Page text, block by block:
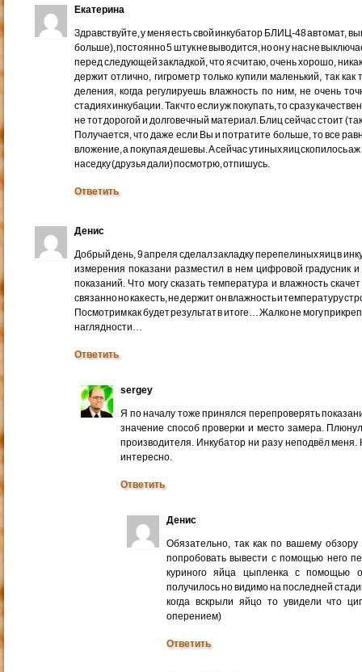
Екатерина
Здравствуйте, у меня есть свой инкубатор БЛИЦ-48 автомат,
больше), постоянно 5 штук не выводится, но он у нас не
перед следующей закладкой, что я считаю, очень хорошо,
держит отлично, гигрометр только купили маленький, так
деления, когда регулируешь влажность по ним, не очень
стадиях инкубации. Так что если уж покупать, то сразу
не тот дорогой и долговечный материал. Блиц сейчас стоит
Получается, что даже если Вы и потратите больше, то все
вложение, а покупая дешевы. А сейчас утиных яиц скопилось
наседку (друзья дали) посмотрю, отпишусь.
Ответить
Денис
Добрый день, 9 апреля сделал закладку перепелиных яиц в
измерения показани разместил в нем цифровой градусник
показаний. Что могу сказать температура и влажность
связанно но как есть, не держит он влажность и температуру
Посмотрим как будет результат в итоге… Жалко не могу
наглядности…
Ответить
sergey
Я по началу тоже принялся перепроверять
значение способ проверки и место замера.
производителя. Инкубатор ни разу неподвёл
интересно.
Ответить
Денис
Обязательно, так как по вашему
попробовать вывести с помощью него
куриного яйца цыпленка с помощью
получилось но видимо на последней
когда вскрыли яйцо то увидели что
оперением)
Ответить